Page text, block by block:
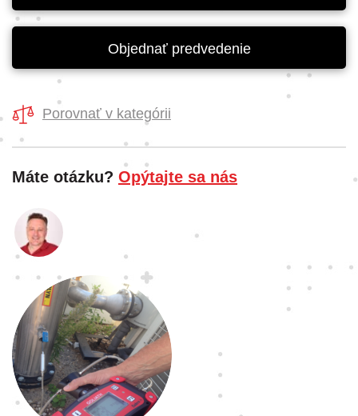
Objednať predvedenie
Porovnať v kategórii
Máte otázku? Opýtajte sa nás